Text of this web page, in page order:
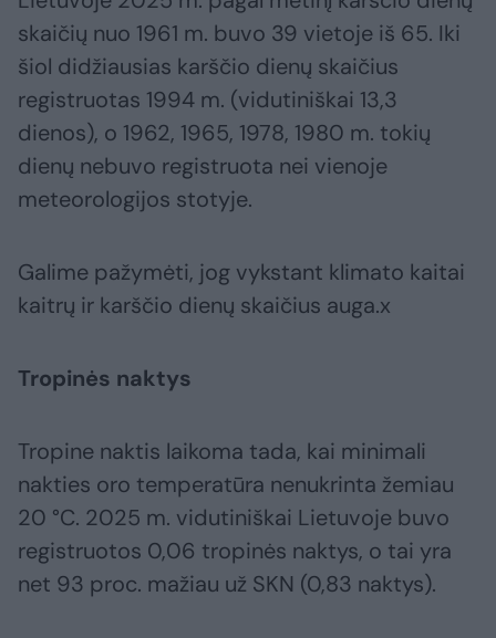
skaičių nuo 1961 m. buvo 39 vietoje iš 65. Iki
šiol didžiausias karščio dienų skaičius
registruotas 1994 m. (vidutiniškai 13,3
dienos), o 1962, 1965, 1978, 1980 m. tokių
dienų nebuvo registruota nei vienoje
meteorologijos stotyje.
Galime pažymėti, jog vykstant klimato kaitai
kaitrų ir karščio dienų skaičius auga.x
Tropinės naktys
Tropine naktis laikoma tada, kai minimali
nakties oro temperatūra nenukrinta žemiau
20 °C. 2025 m. vidutiniškai Lietuvoje buvo
registruotos 0,06 tropinės naktys, o tai yra
net 93 proc. mažiau už SKN (0,83 naktys).